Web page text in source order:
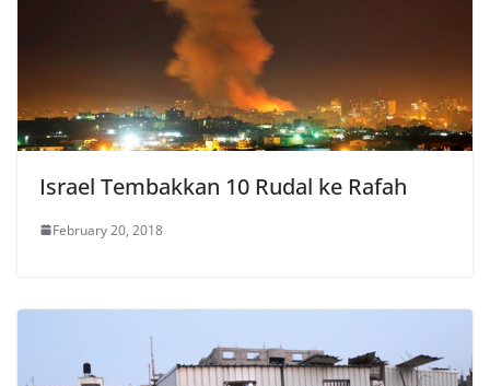
Israel Tembakkan 10 Rudal ke Rafah
February 20, 2018